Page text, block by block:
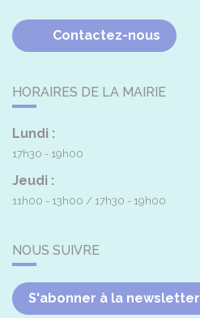
Contactez-nous
HORAIRES DE LA MAIRIE
Lundi :
17h30 - 19h00
Jeudi :
11h00 - 13h00 17h30 - 19h00
NOUS SUIVRE
S'abonner à la newsletter